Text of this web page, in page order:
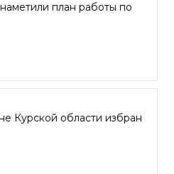
план работы по
Курской области избран